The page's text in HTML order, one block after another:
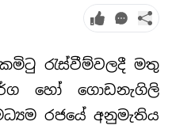
රැස්වීම්වලදී මතු
හෝ ගොඩනැගිලි
රජයේ අනුමැතිය